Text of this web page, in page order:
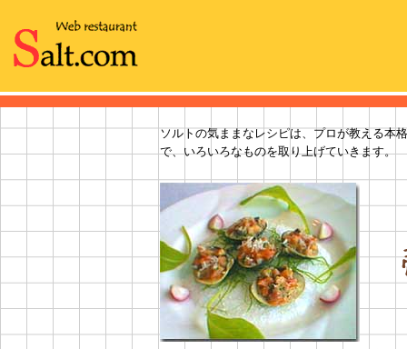
ソルトの気ままなレシピは、プロが教える本
で、いろいろなものを取り上げていきます。